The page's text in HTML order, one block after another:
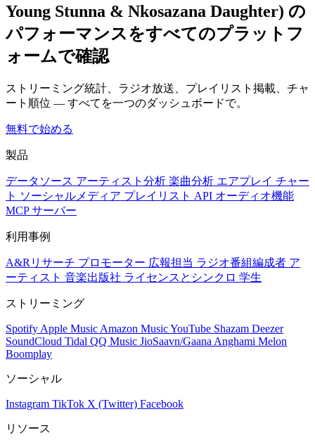
Young Stunna & Nkosazana Daughter) の
パフォーマンスをすべてのプラットフ
ォームで確認
ストリーミング統計、ラジオ放送、プレイリスト掲載、チャ
ート順位 — すべてを一つのダッシュボードで。
無料で始める
製品
データソース アーティスト分析 楽曲分析 エアプレイ チャー
ト ソーシャルメディア プレイリスト API オーディオ機能
MCP サーバー
利用事例
A&Rリサーチ プロモーター 広報担当 ラジオ番組編成者 ア
ーティスト 音楽出版社 ライセンスとシンクロ 学生
ストリーミング
Spotify Apple Music Amazon MusicYouTube Shazam Deezer
SoundCloud Tidal QQ Music JioSaavn/Gaana Anghami Melon
Boomplay
ソーシャル
Instagram TikTok X (Twitter) Facebook
リソース